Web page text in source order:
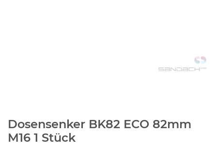
Dosensenker BK82 ECO 82mm
M16 1 Stück